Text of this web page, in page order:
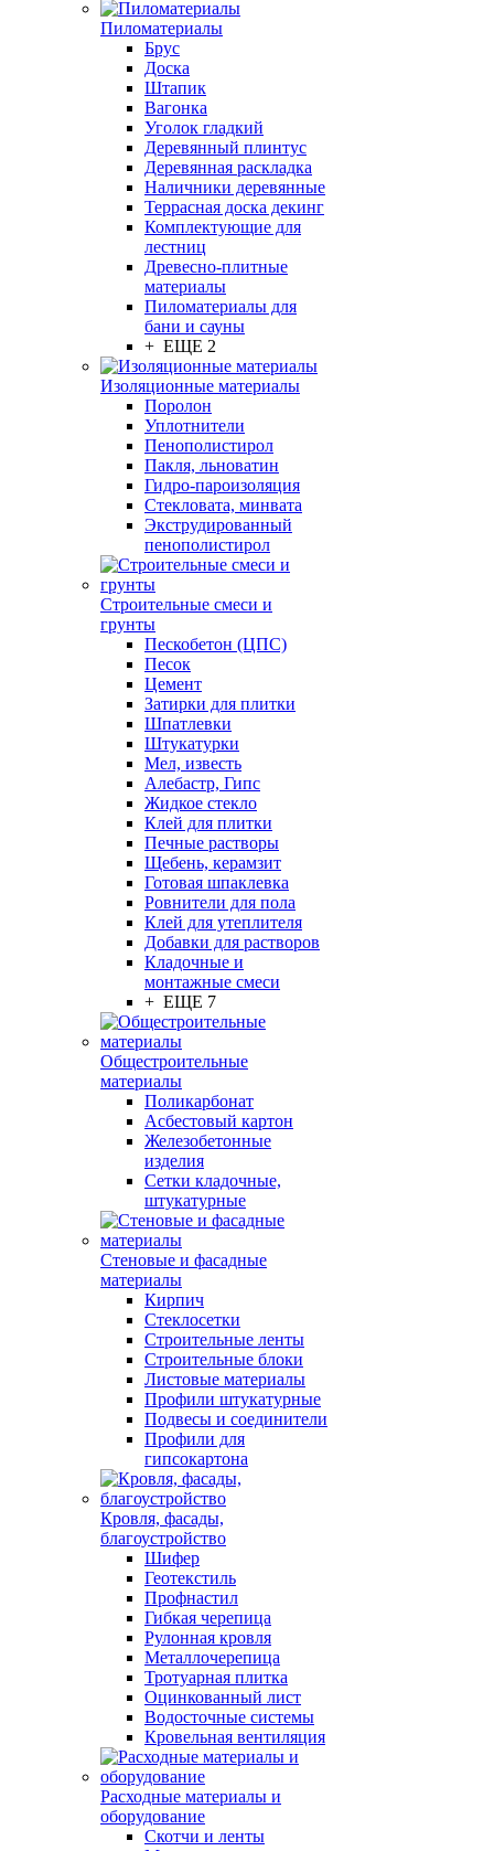
Пиломатериалы
Брус
Доска
Штапик
Вагонка
Уголок гладкий
Деревянный плинтус
Деревянная раскладка
Наличники деревянные
Террасная доска декинг
Комплектующие для
лестниц
Древесно-плитные
материалы
Пиломатериалы для
бани и сауны
+ ЕЩЕ 2
Изоляционные материалы
Поролон
Уплотнители
Пенополистирол
Пакля, льноватин
Гидро-пароизоляция
Стекловата, минвата
Экструдированный
пенополистирол
Строительные смеси и
грунты
Пескобетон (ЦПС)
Песок
Цемент
Затирки для плитки
Шпатлевки
Штукатурки
Мел, известь
Алебастр, Гипс
Жидкое стекло
Клей для плитки
Печные растворы
Щебень, керамзит
Готовая шпаклевка
Ровнители для пола
Клей для утеплителя
Добавки для растворов
Кладочные и
монтажные смеси
+ ЕЩЕ 7
Общестроительные
материалы
Поликарбонат
Асбестовый картон
Железобетонные
изделия
Сетки кладочные,
штукатурные
Стеновые и фасадные
материалы
Кирпич
Стеклосетки
Строительные ленты
Строительные блоки
Листовые материалы
Профили штукатурные
Подвесы и соединители
Профили для
гипсокартона
Кровля, фасады,
благоустройство
Шифер
Геотекстиль
Профнастил
Гибкая черепица
Рулонная кровля
Металлочерепица
Тротуарная плитка
Оцинкованный лист
Водосточные системы
Кровельная вентиляция
Расходные материалы и
оборудование
Скотчи и ленты